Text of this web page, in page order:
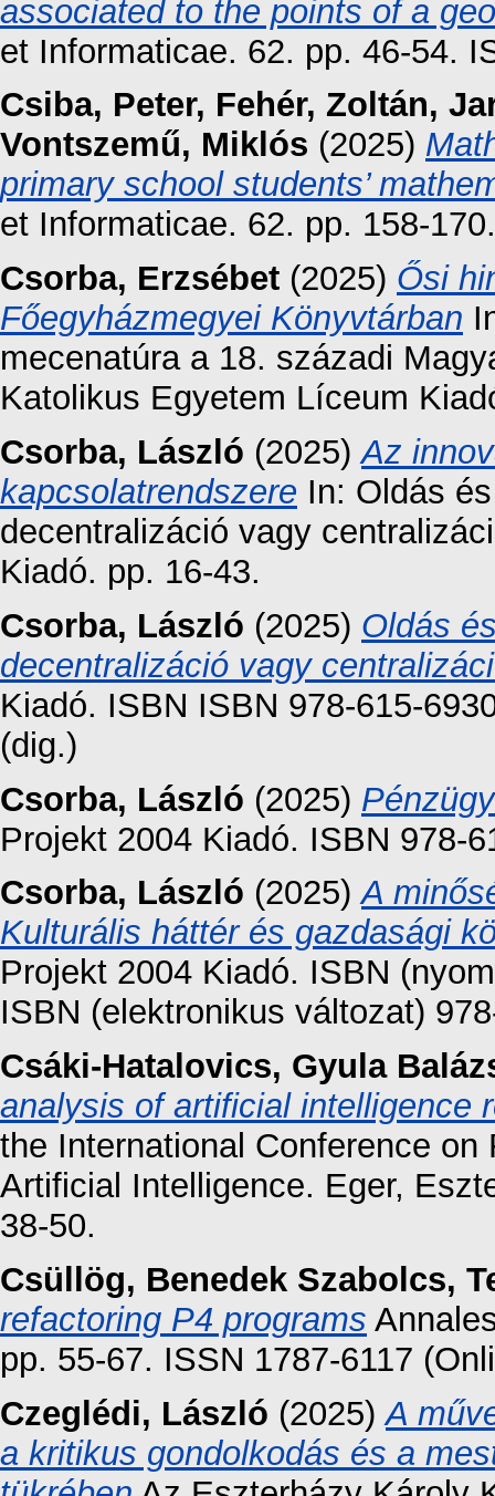
associated to the points of a
et Informaticae. 62. pp. 46-54.
Csiba, Peter, Fehér, Zoltán,
Vontszemű, Miklós (2025)
primary school students’
et Informaticae. 62. pp. 158-
Csorba, Erzsébet (2025) Ősi
Főegyházmegyei Könyvtárban
mecenatúra a 18. századi
Katolikus Egyetem Líceum
Csorba, László (2025)Az
kapcsolatrendszere In: Oldás
decentralizáció vagy
Kiadó. pp. 16-43.
Csorba, László (2025) Oldás
decentralizáció vagy
Kiadó. ISBN ISBN 978-615-
(dig.)
Csorba, László (2025)
Projekt 2004 Kiadó. ISBN 978-
Csorba, László (2025)A
Kulturális háttér és gazdasági
Projekt 2004 Kiadó. ISBN
ISBN (elektronikus változat)
Csáki-Hatalovics, Gyula
analysis of artificial intelligence
the International Conference
Artificial Intelligence. Eger,
38-50.
Csüllög, Benedek Szabolcs,
refactoring P4 programs
pp. 55-67. ISSN 1787-6117
Czeglédi, László (2025)A
a kritikus gondolkodás és a